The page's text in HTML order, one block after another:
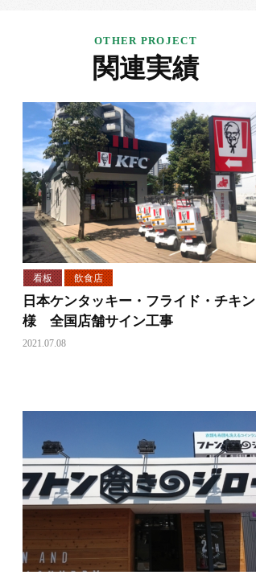
関連実績
看板 飲食店
日本ケンタッキー・フライド・チキン
様 全国店舗サイン工事
2021.07.08